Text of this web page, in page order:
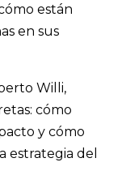
están
en sus
Willi,
cómo
y cómo
estrategia del